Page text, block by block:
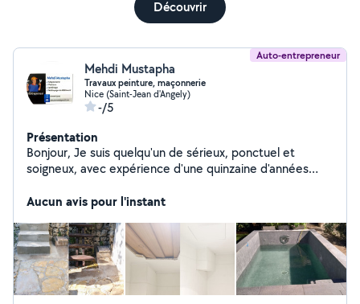
Découvrir
Auto-entrepreneur
Mehdi Mustapha
Travaux peinture, maçonnerie
Nice (Saint-Jean d'Angely)
-/5
Présentation
Bonjour, Je suis quelqu'un de sérieux, ponctuel et
soigneux, avec expérience d'une quinzaine d'années
expérience solide dans les travaux de( peinture,
toiture...). Ne hésitez pas à nous contacter pour réaliser
vos projets. A bientôt
Aucun avis pour l'instant